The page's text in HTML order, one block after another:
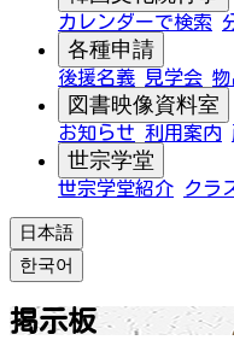
カレンダーで検索
各種申請
後援名義 見学会
図書映像資料室
お知らせ 利用案内
世宗学堂
世宗学堂紹介 クラ
日本語
한국어
掲示板